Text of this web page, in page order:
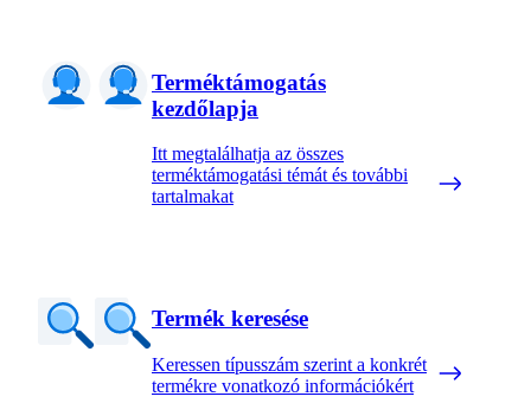
Terméktámogatás
kezdőlapja
Itt megtalálhatja az összes
terméktámogatási témát és további
tartalmakat
Termék keresése
Keressen típusszám szerint a konkrét
termékre vonatkozó információkért